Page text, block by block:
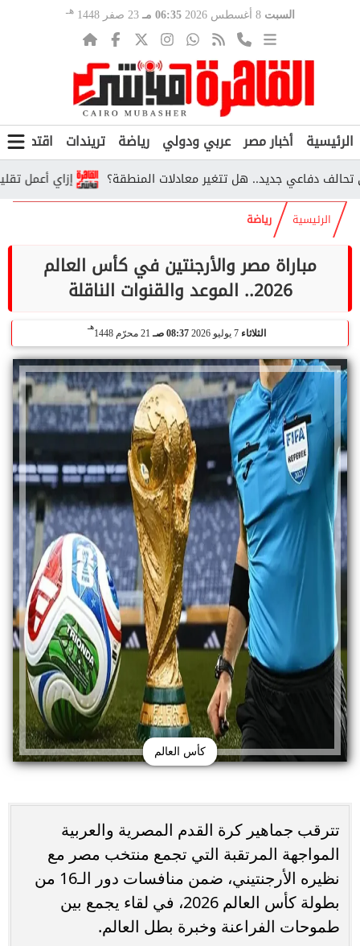
السبت 8 أغسطس 2026 06:35 مـ 23 صفر 1448 هـ
الرئيسية أخبار مصر عربي ودولي رياضة تريندات اقتصاد
إزاي أعمل تقليل اغتراب 2026؟.. الخطوات والشروط دفاعي جديد.. هل تتغير معادلات المنطقة؟
الرئيسية رياضة
مباراة مصر والأرجنتين في كأس العالم
2026.. الموعد والقنوات الناقلة
الثلاثاء 08:37 صـ 21 محرّم 1448
هـ
كأس العالم
​​​​​تترقب جماهير كرة القدم المصرية والعربية
المواجهة المرتقبة التي تجمع منتخب مصر مع
نظيره الأرجنتيني، ضمن منافسات دور الـ16 من
بطولة كأس العالم 2026، في لقاء يجمع بين
طموحات الفراعنة وخبرة بطل العالم.